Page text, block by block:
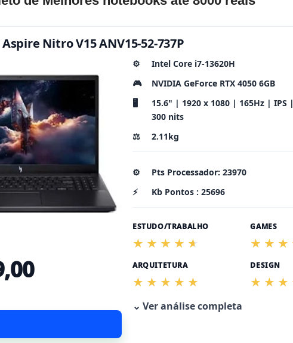
Nitro V15 ANV15-52-737P
⚙️ Intel Core i7-13620H
🎮
NVIDIA GeForce RTX 4050 6GB
🖥️
15.6" | 1920 x 1080 | 165Hz | IPS |
300 nits
⚖️ 2.11kg
⚙️ Pts Processador: 23970
⚡
Kb Pontos : 25696
ESTUDO/TRABALHO GAMES
ARQUITETURA DESIGN
⌄ Ver análise completa